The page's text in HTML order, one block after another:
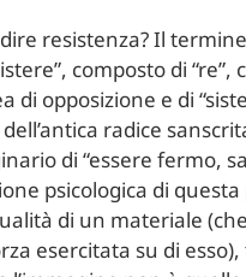
resistenza? Il
composto di “re”,
di opposizione e di
radice
di “essere fermo,
psicologica di
di un materiale
esercitata su di